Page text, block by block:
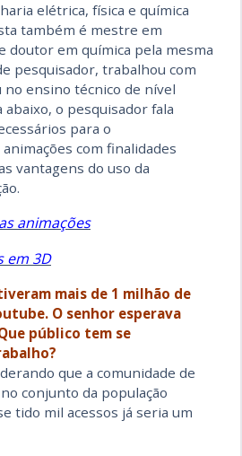
elétrica, física e química
também é mestre em
doutor em química pela mesma
pesquisador, trabalhou com
ensino técnico de nível
o pesquisador fala
para o
com finalidades
vantagens do uso da
animações
em 3D
mais de 1 milhão de
O senhor esperava
público tem se
que a comunidade de
conjunto da população
tido mil acessos já seria um